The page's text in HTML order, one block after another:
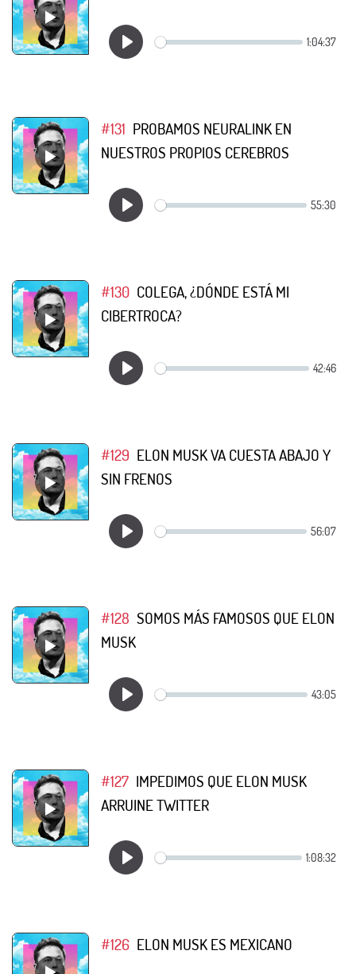
#131 PROBAMOS NEURALINK EN
NUESTROS PROPIOS CEREBROS
#130 COLEGA, ¿DÓNDE ESTÁ MI
CIBERTROCA?
#129 ELON MUSK VA CUESTA ABAJO Y
SIN FRENOS
#128 SOMOS MÁS FAMOSOS QUE ELON
MUSK
#127 IMPEDIMOS QUE ELON MUSK
ARRUINE TWITTER
#126 ELON MUSK ES MEXICANO